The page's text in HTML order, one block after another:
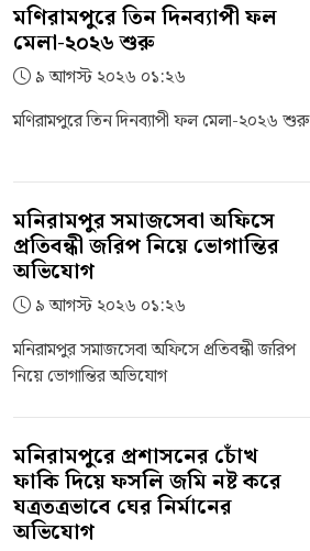
মণিরামপুরে তিন দিনব্যাপী ফল
মেলা-২০২৬ শুরু
৯ আগস্ট ২০২৬ ০১:২৬
মণিরামপুরে তিন দিনব্যাপী ফল মেলা-২০২৬ শুরু
মনিরামপুর সমাজসেবা অফিসে
প্রতিবন্ধী জরিপ নিয়ে ভোগান্তির
অভিযোগ
৯ আগস্ট ২০২৬ ০১:২৬
মনিরামপুর সমাজসেবা অফিসে প্রতিবন্ধী জরিপ
নিয়ে ভোগান্তির অভিযোগ
মনিরামপুরে প্রশাসনের চোঁখ
ফাকি দিয়ে ফসলি জমি নষ্ট করে
যত্রতত্রভাবে ঘের নির্মানের
অভিযোগ